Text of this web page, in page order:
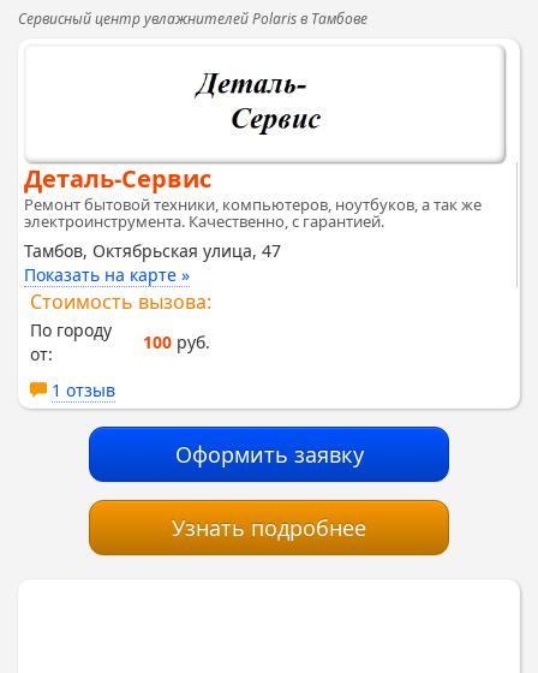
Сервисный центр увлажнителей Polaris в Тамбове
Деталь-Сервис
Ремонт бытовой техники, компьютеров, ноутбуков, а так же
электроинструмента. Качественно, с гарантией.
Тамбов, Октябрьская улица, 47
Показать на карте »
Стоимость вызова:
По городу
от:
100 руб.
1 отзыв
Оформить заявку
Узнать подробнее